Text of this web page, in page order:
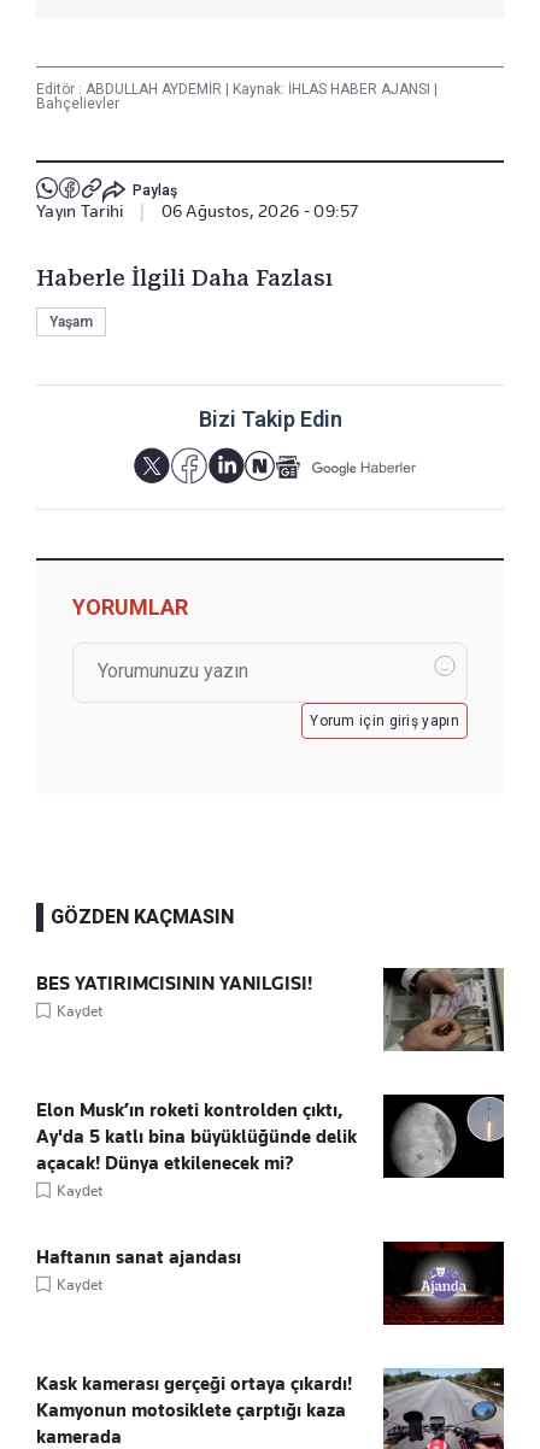
Editör : ABDULLAH AYDEMİR Kaynak: İHLAS HABER AJANSI
Bahçelievler
Paylaş
Yayın Tarihi 06 Ağustos, 2026 - 09:57
Haberle İlgili Daha Fazlası
Yaşam
Bizi Takip Edin
YORUMLAR
Yorum için giriş yapın
GÖZDEN KAÇMASIN
BES YATIRIMCISININ YANILGISI!
Kaydet
Elon Musk’ın roketi kontrolden çıktı,
Ay'da 5 katlı bina büyüklüğünde delik
açacak! Dünya etkilenecek mi?
Kaydet
Haftanın sanat ajandası
Kaydet
Kask kamerası gerçeği ortaya çıkardı!
Kamyonun motosiklete çarptığı kaza
kamerada